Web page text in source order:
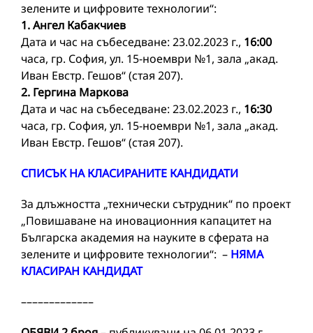
зелените и цифровите технологии“:
1. Ангел Кабакчиев
Дата и час на събеседване: 23.02.2023 г., 16:00
часа, гр. София, ул. 15-ноември №1, зала „акад.
Иван Евстр. Гешов“ (стая 207).
2. Гергина Маркова
Дата и час на събеседване: 23.02.2023 г., 16:30
часа, гр. София, ул. 15-ноември №1, зала „акад.
Иван Евстр. Гешов“ (стая 207).
СПИСЪК НА КЛАСИРАНИТЕ КАНДИДАТИ
За длъжността „технически сътрудник“ по проект
„Повишаване на иновационния капацитет на
Българска академия на науките в сферата на
зелените и цифровите технологии“: – НЯМА
КЛАСИРАН КАНДИДАТ
–––––––––––––